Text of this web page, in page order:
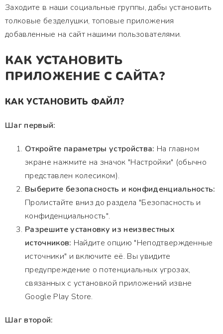
Заходите в наши социальные группы, дабы установить
толковые безделушки, топовые приложения
добавленные на сайт нашими пользователями.
КАК УСТАНОВИТЬ
ПРИЛОЖЕНИЕ С САЙТА?
КАК УСТАНОВИТЬ ФАЙЛ?
Шаг первый:
Откройте параметры устройства: На главном
экране нажмите на значок "Настройки" (обычно
представлен колесиком).
Выберите безопасность и конфиденциальность:
Пролистайте вниз до раздела "Безопасность и
конфиденциальность".
Разрешите установку из неизвестных
источников: Найдите опцию "Неподтвержденные
источники" и включите её. Вы увидите
предупреждение о потенциальных угрозах,
связанных с установкой приложений извне
Google Play Store.
Шаг второй: